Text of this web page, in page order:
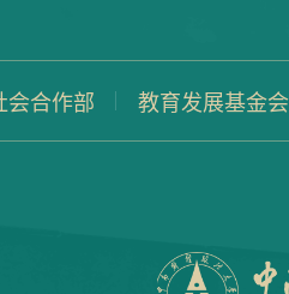
会合作部 教育发展基金会